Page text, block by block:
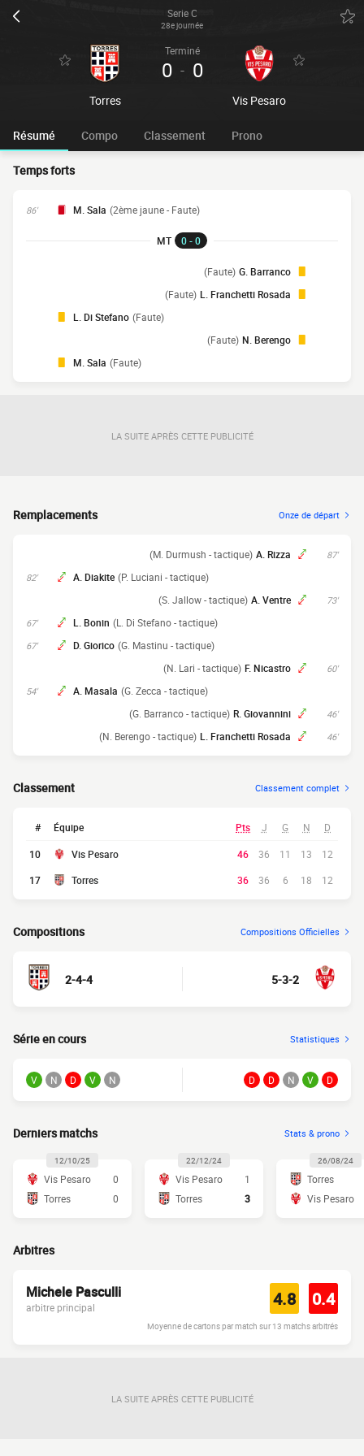
Serie C
28e journée
Torres
Terminé
0 - 0
Vis Pesaro
Résumé Compo Classement Prono
Temps forts
86' M. Sala (2ème jaune - Faute)
MT 0 - 0
G. Barranco
(Faute)
L. Franchetti Rosada
(Faute)
L. Di Stefano (Faute)
N. Berengo
(Faute)
M. Sala (Faute)
LA SUITE APRÈS CETTE PUBLICITÉ
Remplacements Onze de départ
87'
A. Rizza
(M. Durmush - tactique)
82' A. Diakite (P. Luciani - tactique)
73'
A. Ventre
(S. Jallow - tactique)
67' L. Bonin (L. Di Stefano - tactique)
67' D. Giorico (G. Mastinu - tactique)
60'
F. Nicastro
(N. Lari - tactique)
54' A. Masala (G. Zecca - tactique)
46'
R. Giovannini
(G. Barranco - tactique)
46'
L. Franchetti Rosada
(N. Berengo - tactique)
Classement Classement complet
# Équipe Pts J G N D
10 Vis Pesaro 46 36 11 13
12
17
Torres 36 36 6 18 12
Compositions Compositions Officielles
2-4-4 5-3-2
Série en cours Statistiques
V N D V N D D N V D
Derniers matchs Stats & prono
12/10/25
Vis Pesaro
0
Torres
0
22/12/24
Vis Pesaro
1
Torres
3
26/08/24
Torres
Vis Pesaro
Arbitres
Michele Pasculli
arbitre principal 4.8 0.4
Moyenne de cartons par match sur 13 matchs arbitrés
LA SUITE APRÈS CETTE PUBLICITÉ